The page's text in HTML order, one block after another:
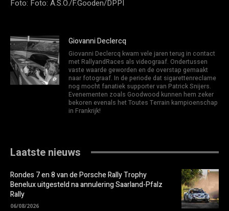
Foto: Foto: A.S.O./F.Gooden/DPPI
Giovanni Declercq
Giovanni Declercq kwam vele jaren terug in contact
met RallyandRaces als videograaf. Ondertussen
vaste waarde geworden en de overstap gemaakt
naar fotograaf. In de periode dat sigarettenreclame
nog mocht fanatiek supporter van Patrick Snijers.
Evenementen zoals Goodwood kunnen hem zeker
bekoren evenals het Toutes Terrain kampioenschap
in Frankrijk!
Laatste nieuws
Rondes 7 en 8 van de Porsche Rally Trophy
Benelux uitgesteld na annulering Saarland-Pfalz
Rally
06/08/2026